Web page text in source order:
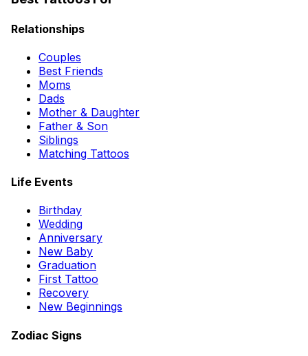
Relationships
Couples
Best Friends
Moms
Dads
Mother & Daughter
Father & Son
Siblings
Matching Tattoos
Life Events
Birthday
Wedding
Anniversary
New Baby
Graduation
First Tattoo
Recovery
New Beginnings
Zodiac Signs